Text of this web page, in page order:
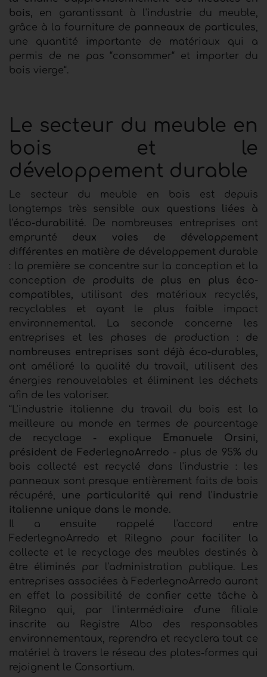
bois, en garantissant à l'industrie du meuble,
grâce à la fourniture de panneaux de particules
une quantité importante de matériaux qui a
permis de ne pas “consommer“ et importer du
bois vierge“.
Le secteur du meuble en
bois et le
développement durable
Le secteur du meuble en bois est depuis
longtemps très sensible aux questions liées à
l'éco-durabilité. De nombreuses entreprises ont
emprunté deux voies de développement
différentes en matière de développement durable
: la première se concentre sur la conception et la
conception de produits de plus en plus éco-
compatibles,
utilisant des matériaux recyclés,
recyclables et ayant le plus faible impact
environnemental. La seconde concerne les
entreprises et les phases de production : de
nombreuses entreprises sont déjà éco-durables,
ont amélioré la qualité du travail, utilisent des
énergies renouvelables et éliminent les déchets
afin de les valoriser.
“L'industrie italienne du travail du bois est la
meilleure au monde en termes de pourcentage
de recyclage - explique
Emanuele Orsini,
président de FederlegnoArredo - plus de 95% du
bois collecté est recyclé dans l'industrie : les
panneaux sont presque entièrement faits de bois
récupéré, une particularité qui rend l'industrie
italienne unique dans le monde.
Il a ensuite rappelé l'accord entre
FederlegnoArredo et Rilegno pour faciliter la
collecte et le recyclage des meubles destinés à
être éliminés par l'administration publique. Les
entreprises associées à FederlegnoArredo auront
en effet la possibilité de confier cette tâche à
Rilegno qui, par l'intermédiaire d'une filiale
inscrite au Registre Albo des responsables
environnementaux, reprendra et recyclera tout ce
matériel à travers le réseau des plates-formes qui
rejoignent le Consortium.